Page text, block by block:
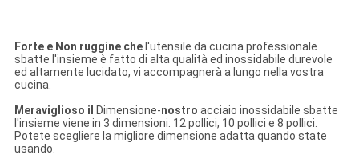
Forte e Non ruggine chel'utensile da cucina professionale
sbatte l'insieme è fatto di alta qualità ed inossidabile durevole
ed altamente lucidato, vi accompagnerà a lungo nella vostra
cucina.
Meraviglioso il
Dimensione-nostro acciaio inossidabile sbatte
l'insieme viene in 3 dimensioni: 12 pollici, 10 pollici e 8 pollici.
Potete scegliere la migliore dimensione adatta quando state
usando.